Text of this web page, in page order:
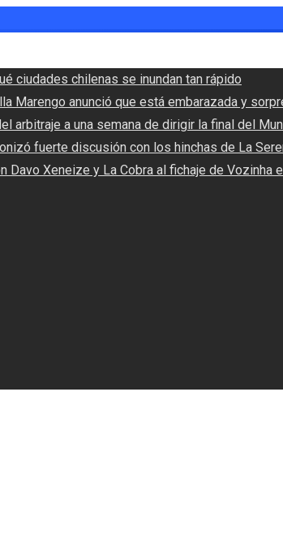
ciudades chilenas se inundan tan rápido
Marengo anunció que está embarazada y
arbitraje a una semana de dirigir la final del
fuerte discusión con los hinchas de La
Davo Xeneize y La Cobra al fichaje de Vozinha